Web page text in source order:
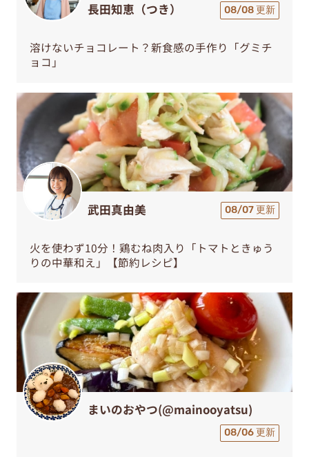
長田知恵（つき） 08/08 更新
溶けないチョコレート？新食感の手作り「グミチ
ョコ」
武田真由美 08/07 更新
火を使わず10分！鶏むね肉入り「トマトときゅう
りの中華和え」【節約レシピ】
まいのおやつ(@mainooyatsu)
08/06 更新